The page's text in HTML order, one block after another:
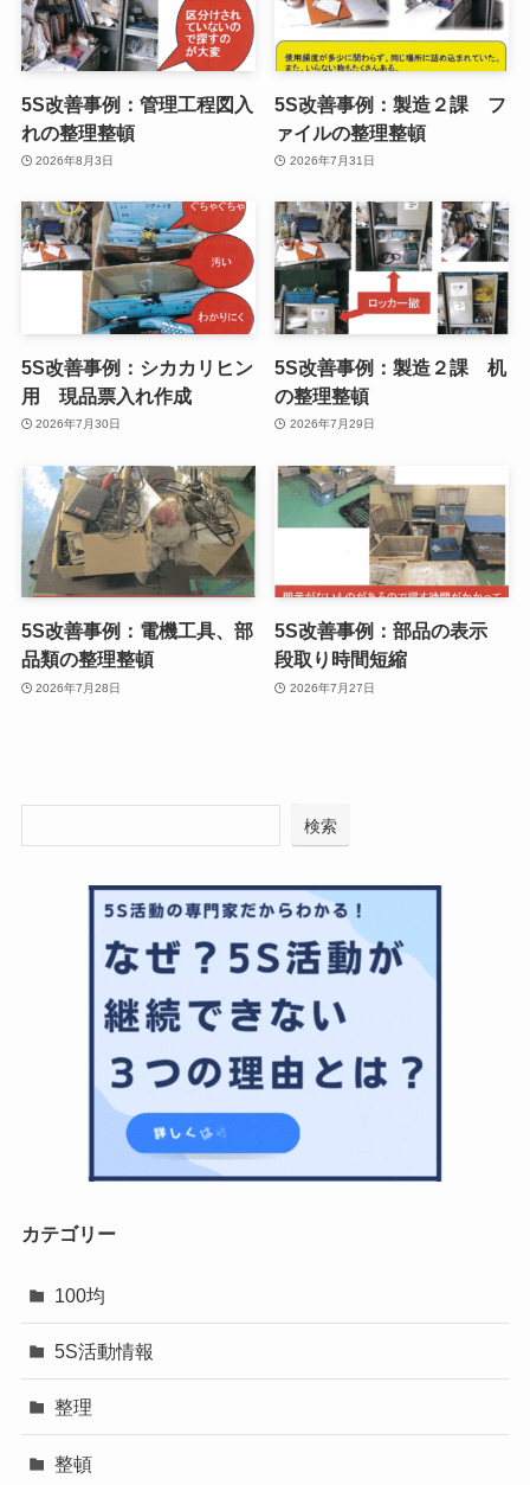
5S改善事例：管理工程図入
れの整理整頓
2026年8月3日
5S改善事例：製造２課 フ
ァイルの整理整頓
2026年7月31日
5S改善事例：シカカリヒン
用 現品票入れ作成
2026年7月30日
5S改善事例：製造２課 机
の整理整頓
2026年7月29日
5S改善事例：電機工具、部
品類の整理整頓
2026年7月28日
5S改善事例：部品の表示
段取り時間短縮
2026年7月27日
検索
カテゴリー
100均
5S活動情報
整理
整頓